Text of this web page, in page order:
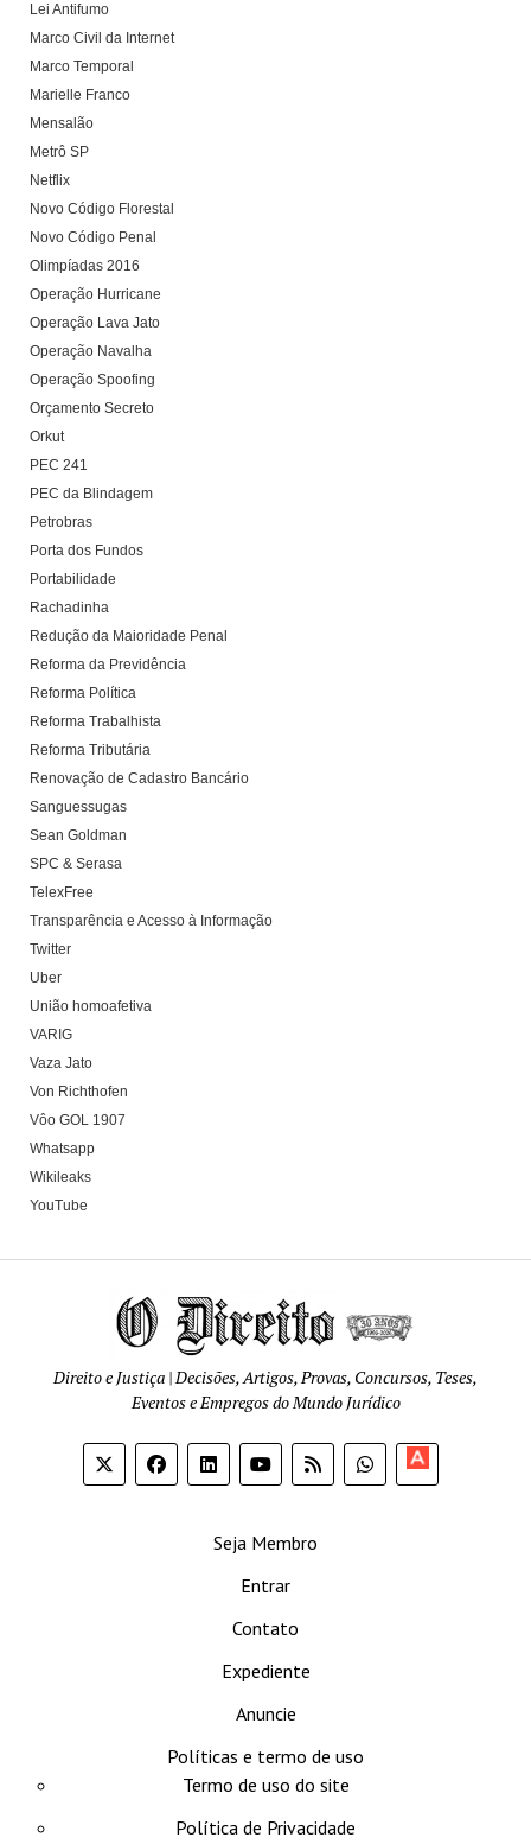
Lei Antifumo
Marco Civil da Internet
Marco Temporal
Marielle Franco
Mensalão
Metrô SP
Netflix
Novo Código Florestal
Novo Código Penal
Olimpíadas 2016
Operação Hurricane
Operação Lava Jato
Operação Navalha
Operação Spoofing
Orçamento Secreto
Orkut
PEC 241
PEC da Blindagem
Petrobras
Porta dos Fundos
Portabilidade
Rachadinha
Redução da Maioridade Penal
Reforma da Previdência
Reforma Política
Reforma Trabalhista
Reforma Tributária
Renovação de Cadastro Bancário
Sanguessugas
Sean Goldman
SPC & Serasa
TelexFree
Transparência e Acesso à Informação
Twitter
Uber
União homoafetiva
VARIG
Vaza Jato
Von Richthofen
Vôo GOL 1907
Whatsapp
Wikileaks
YouTube
Direito e Justiça | Decisões, Artigos, Provas, Concursos, Teses,
Eventos e Empregos do Mundo Jurídico
Seja Membro
Entrar
Contato
Expediente
Anuncie
Políticas e termo de uso
Termo de uso do site
Política de Privacidade